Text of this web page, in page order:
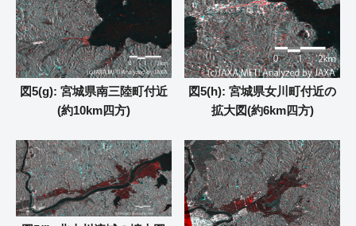
図5(g): 宮城県南三陸町付近
(約10km四方)
図5(h): 宮城県女川町付近の
拡大図(約6km四方)